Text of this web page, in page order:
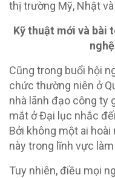
thị trường Mỹ, Nhật
Kỹ thuật mới và bài
Cũng trong buổi hội
chức thường niên ở
nhà lãnh đạo công ty
mắt ở Đại lục nhắc
Bởi không một ai
này trong lĩnh vực
Tuy nhiên, điều mọi